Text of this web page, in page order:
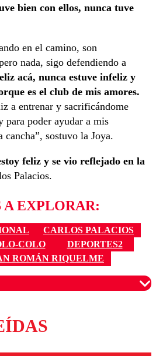
bien con ellos, nunca tuve
en el camino, son
nada, sigo defendiendo a
acá, nunca estuve infeliz y
es el club de mis amores.
a entrenar y sacrificándome
para poder ayudar a mis
cancha”, sostuvo la Joya.
feliz y se vio reflejado en la
Palacios.
A EXPLORAR:
CARLOS PALACIOS
COLO
DEPORTES2
ROMÁN RIQUELME
moderados para garantizar un
respetuoso.